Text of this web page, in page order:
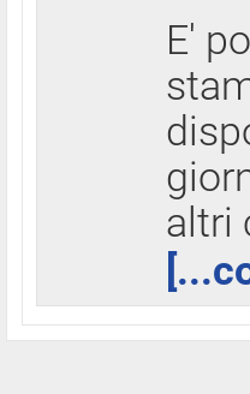
E'
altri